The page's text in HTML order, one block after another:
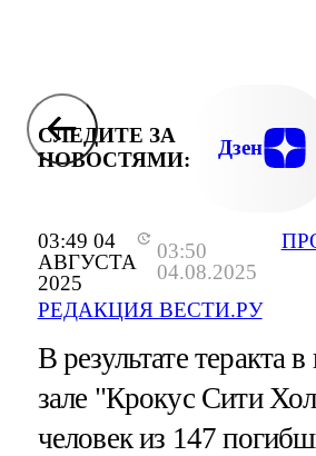
03:49 04
АВГУСТА
2025
03:50
04.08.2025
РЕДАКЦИЯ ВЕСТИ.РУ
СЛЕДИТЕ ЗА
НОВОСТЯМИ:
Дзен
В результате теракта
зале "Крокус Сити
человек из 147